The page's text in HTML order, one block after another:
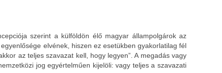
szerint a külföldön élő magyar állampolgárok az
elvének, hiszen ez esetükben gyakorlatilag fél
az teljes szavazat kell, hogy legyen”. A megadás vagy
jog egyértelműen kijelöli: vagy teljes a szavazati